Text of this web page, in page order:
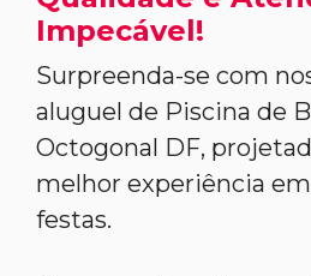
Impecável!
Surpreenda-se com
aluguel de Piscina de
Octogonal DF,
melhor experiência
festas.